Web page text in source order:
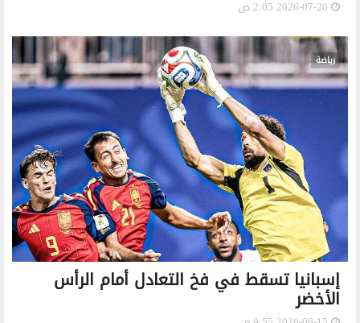
رياضة
إسبانيا تسقط في فخ التعادل أمام الرأس
الأخضر